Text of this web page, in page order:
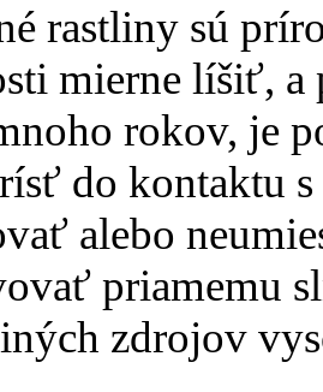
rastliny sú
mierne líšiť,
rokov, je
do kontaktu
alebo
priamemu
zdrojov